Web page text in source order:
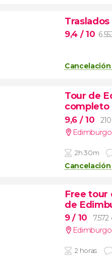
9,4 / 10
Tour de
completo
9,6 / 10
Edimburgo
2h 30m
Free tour
de
9/ 10
Edimburgo
2 horas